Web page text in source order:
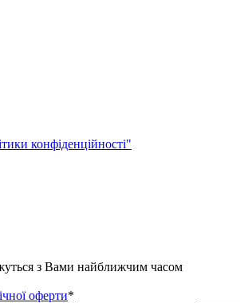
конфіденційності"
з Вами найближчим часом
оферти*